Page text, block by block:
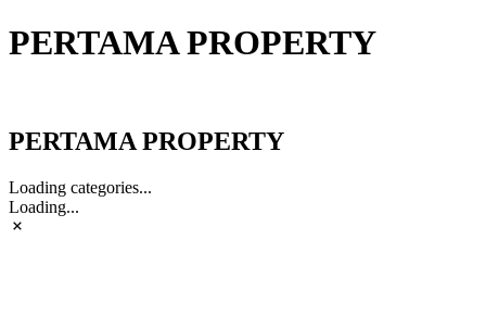
PERTAMA PROPERTY
PERTAMA PROPERTY
Loading categories...
Loading...